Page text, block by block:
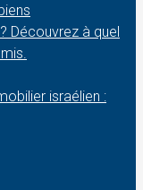
Découvrez à quel
israélien :